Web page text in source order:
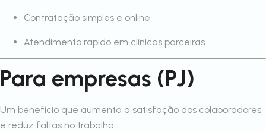
Contratação simples e online
Atendimento rápido em clínicas parceiras
Para empresas (PJ)
Um benefício que aumenta a satisfação dos colaboradores
e reduz faltas no trabalho.